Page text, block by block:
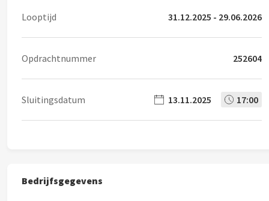
Looptijd 31.12.2025 - 29.06.2026
Opdrachtnummer 252604
Sluitingsdatum 13.11.2025 17:00
Bedrijfsgegevens